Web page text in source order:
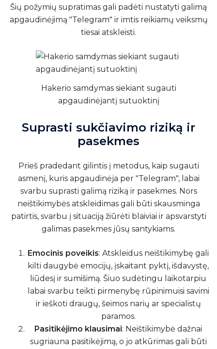
Šių požymių supratimas gali padėti nustatyti galimą
apgaudinėjimą "Telegram" ir imtis reikiamų veiksmų
tiesai atskleisti.
Hakerio samdymas siekiant sugauti
apgaudinėjantį sutuoktinį
Suprasti sukčiavimo riziką ir
pasekmes
Prieš pradedant gilintis į metodus, kaip sugauti
asmenį, kuris apgaudinėja per "Telegram", labai
svarbu suprasti galimą riziką ir pasekmes. Nors
neištikimybės atskleidimas gali būti skausminga
patirtis, svarbu į situaciją žiūrėti blaiviai ir apsvarstyti
galimas pasekmes jūsų santykiams.
Emocinis poveikis: Atskleidus neištikimybę gali
kilti daugybė emocijų, įskaitant pyktį, išdavystę,
liūdesį ir sumišimą. Šiuo sudėtingu laikotarpiu
labai svarbu teikti pirmenybę rūpinimuisi savimi
ir ieškoti draugų, šeimos narių ar specialistų
paramos.
Pasitikėjimo klausimai: Neištikimybė dažnai
sugriauna pasitikėjimą, o jo atkūrimas gali būti